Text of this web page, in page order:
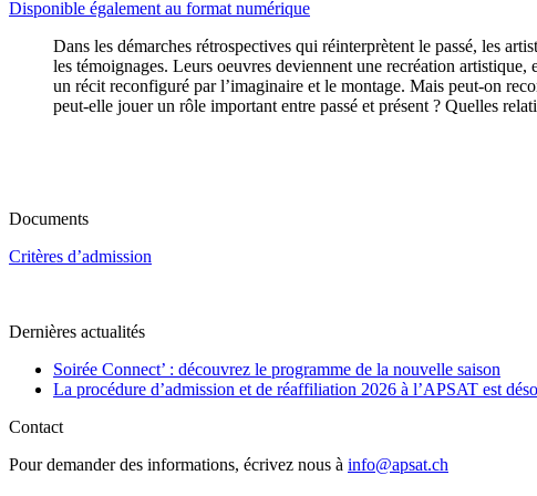
Disponible également au format numérique
Dans les démarches rétrospectives qui réinterprètent le passé, les
les témoignages. Leurs oeuvres deviennent une recréation
un récit reconfiguré par l’imaginaire et le montage. Mais peut-on
peut-elle jouer un rôle important entre passé et présent ? Quelles
Documents
Critères d’admission
Dernières actualités
Soirée Connect’ : découvrez le programme de la nouvelle saison
La procédure d’admission et de réaffiliation 2026 à l’APSAT est
Contact
Pour demander des informations, écrivez nous à info@apsat.ch